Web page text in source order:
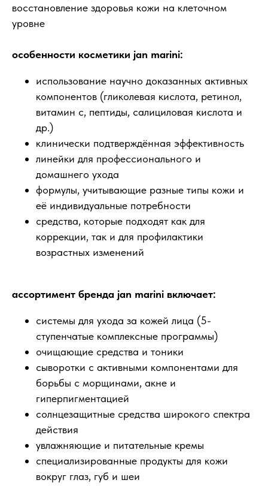
восстановление здоровья кожи на клеточном
уровне
особенности косметики jan marini:
использование научно доказанных активных
компонентов (гликолевая кислота, ретинол,
витамин c, пептиды, салициловая кислота и
др.)
клинически подтверждённая эффективность
линейки для профессионального и
домашнего ухода
формулы, учитывающие разные типы кожи и
её индивидуальные потребности
средства, которые подходят как для
коррекции, так и для профилактики
возрастных изменений
ассортимент бренда jan marini включает:
системы для ухода за кожей лица (5-
ступенчатые комплексные программы)
очищающие средства и тоники
сыворотки с активными компонентами для
борьбы с морщинами, акне и
гиперпигментацией
солнцезащитные средства широкого спектра
действия
увлажняющие и питательные кремы
специализированные продукты для кожи
вокруг глаз, губ и шеи